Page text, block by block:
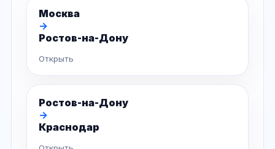
Москва
→
Ростов-на-Дону
Открыть
Ростов-на-Дону
→
Краснодар